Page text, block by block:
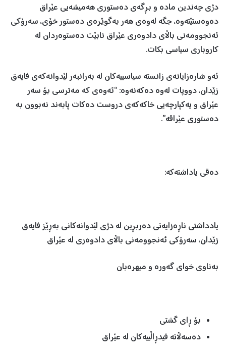
دژی چەندین مادە و بڕگەی دەستوری هەمیشەیی عێراق
دەوەستێتەوە، جگە لەوەی هەر بەگوێرەی دەستور خۆی، سەرۆکی
ئەنجوومەنی باڵای دادوەری عێراق نابێت دەستوەردان لە
کاروباری سیاسی بکات.
ئەو شارەزایانەی زانستە سیاسییەکان لە بەرانبەر لێدوانەکەی فایەق
زێدان، دووپات لەوە دەکەنەوە: “ئەوەی کە مەترسی بۆ سەر
عێراق و یەکپارچەیی خاکەکەی دروست دەکات پابەند نەبوون بە
دەستوری عێراقە”.
دەقی یاداشتەکە:
یادداشتی ناڕەزایەتی دەربڕین لە دژی لێدوانەکانی بەڕێز فایەق
زێدان، سەرۆکی ئەنجوومەنی باڵای دادوەری لە عێراق
بەناوی خوای گەورە و میهرەبان
بۆ ڕای گشتی
دەسەڵاتە فیدڕاڵییەکان لە عێراق